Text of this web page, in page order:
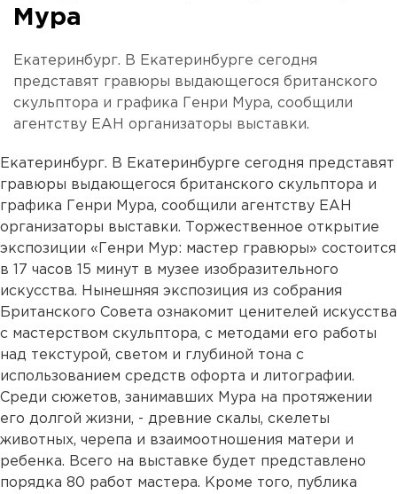
Мура
Екатеринбург. В Екатеринбурге сегодня
представят гравюры выдающегося британского
скульптора и графика Генри Мура, сообщили
агентству ЕАН организаторы выставки.
Екатеринбург. В Екатеринбурге сегодня представят
гравюры выдающегося британского скульптора и
графика Генри Мура, сообщили агентству ЕАН
организаторы выставки. Торжественное открытие
экспозиции «Генри Мур: мастер гравюры» состоится
в 17 часов 15 минут в музее изобразительного
искусства. Нынешняя экспозиция из собрания
Британского Совета ознакомит ценителей искусства
с мастерством скульптора, с методами его работы
над текстурой, светом и глубиной тона с
использованием средств офорта и литографии.
Среди сюжетов, занимавших Мура на протяжении
его долгой жизни, - древние скалы, скелеты
животных, черепа и взаимоотношения матери и
ребенка. Всего на выставке будет представлено
порядка 80 работ мастера. Кроме того, публика